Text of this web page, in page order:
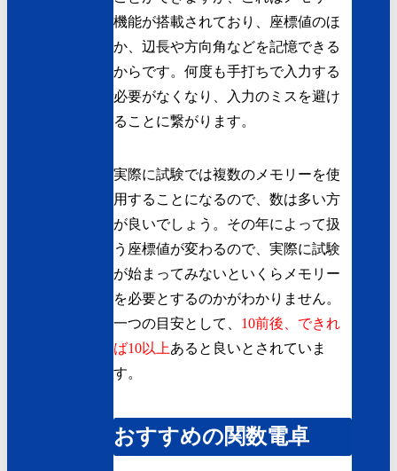
機能が搭載されており、座標値のほ
か、辺長や方向角などを記憶できる
からです。何度も手打ちで入力する
必要がなくなり、入力のミスを避け
ることに繋がります。
実際に試験では複数のメモリーを使
用することになるので、数は多い方
が良いでしょう。その年によって扱
う座標値が変わるので、実際に試験
が始まってみないといくらメモリー
を必要とするのかがわかりません。
一つの目安として、 10前後、できれ
ば10以上あると良いとされていま
す。
おすすめの関数電卓